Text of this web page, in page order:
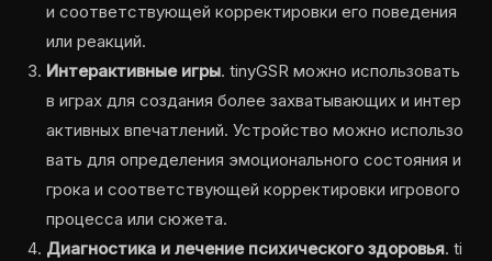
и соответствующей корректировки его поведения
или реакций.
Интерактивные игры. tinyGSR можно использовать
в играх для создания более захватывающих и интер
активных впечатлений. Устройство можно использо
вать для определения эмоционального состояния и
грока и соответствующей корректировки игрового
процесса или сюжета.
Диагностика и лечение психического здоровья. ti